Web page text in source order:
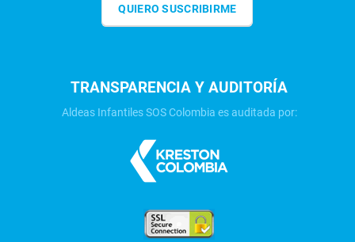
QUIERO SUSCRIBIRME
TRANSPARENCIA Y AUDITORÍA
Aldeas Infantiles SOS Colombia es auditada por: